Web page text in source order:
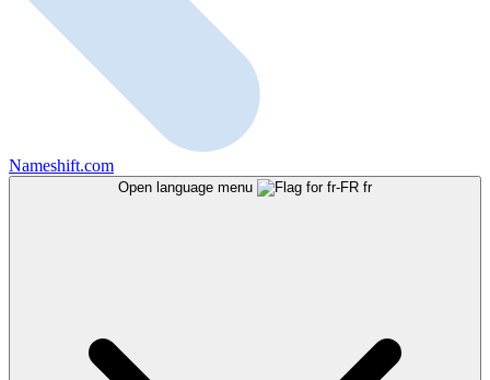
Nameshift.com
Open language menu fr